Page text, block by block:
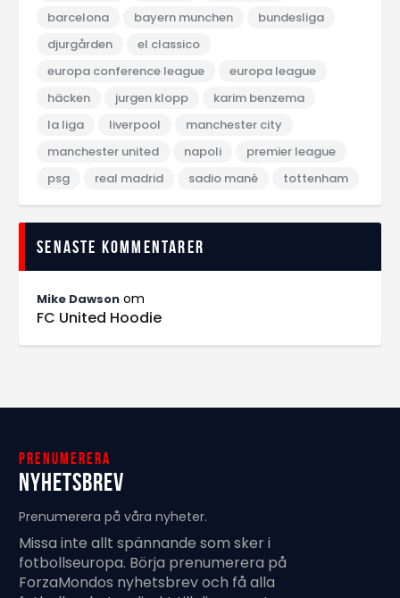
barcelona
bayern munchen
bundesliga
djurgården
el classico
europa conference league
europa league
häcken
jurgen klopp
karim benzema
la liga
liverpool
manchester city
manchester united
napoli
premier league
psg
real madrid sadio mané tottenham
Senaste kommentarer
Mike Dawson om
FC United Hoodie
Prenumerera
Nyhetsbrev
Prenumerera på våra nyheter.
Missa inte allt spännande som sker i
fotbollseuropa. Börja prenumerera på
ForzaMondos nyhetsbrev och få alla